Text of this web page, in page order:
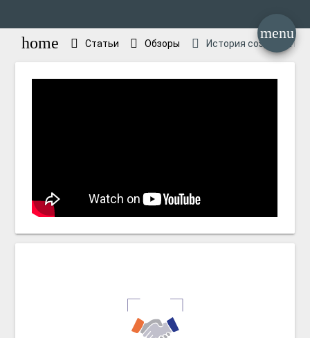
menu
home Статьи Обзоры История создания